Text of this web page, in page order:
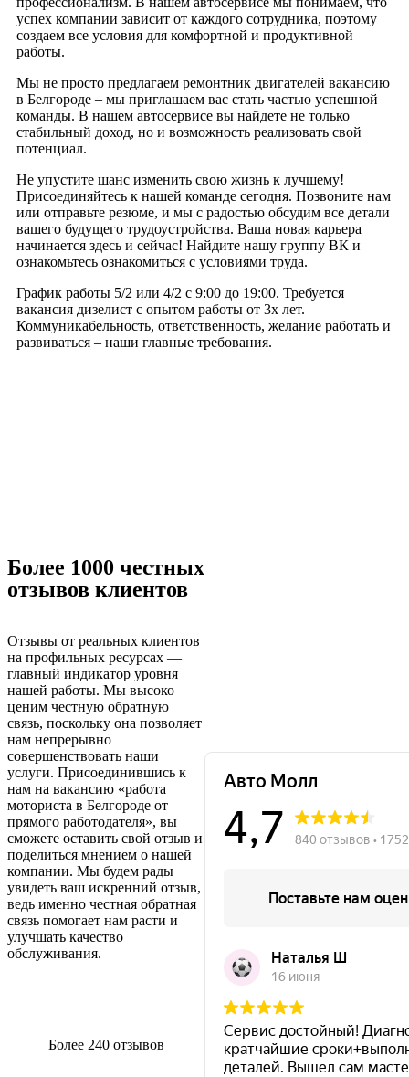
успех компании зависит от каждого сотрудника, поэтому
создаем все условия для комфортной и продуктивной
работы.
Мы не просто предлагаем ремонтник двигателей вакансию
в Белгороде – мы приглашаем вас стать частью успешной
команды. В нашем автосервисе вы найдете не только
стабильный доход, но и возможность реализовать свой
потенциал.
Не упустите шанс изменить свою жизнь к лучшему!
Присоединяйтесь к нашей команде сегодня. Позвоните нам
или отправьте резюме, и мы с радостью обсудим все детали
вашего будущего трудоустройства. Ваша новая карьера
начинается здесь и сейчас! Найдите нашу группу ВК и
ознакомьтесь ознакомиться с условиями труда.
График работы 5/2 или 4/2 с 9:00 до 19:00. Требуется
вакансия дизелист с опытом работы от 3х лет.
Коммуникабельность, ответственность, желание работать и
развиваться – наши главные требования.
Более 1000 честных
отзывов клиентов
Отзывы от реальных клиентов
на профильных ресурсах —
главный индикатор уровня
нашей работы. Мы высоко
ценим честную обратную
связь, поскольку она позволяет
нам непрерывно
совершенствовать наши
услуги. Присоединившись к
нам на вакансию «работа
моториста в Белгороде от
прямого работодателя», вы
сможете оставить свой отзыв и
поделиться мнением о нашей
компании. Мы будем рады
увидеть ваш искренний отзыв,
ведь именно честная обратная
связь помогает нам расти и
улучшать качество
обслуживания.
Более 240 отзывов